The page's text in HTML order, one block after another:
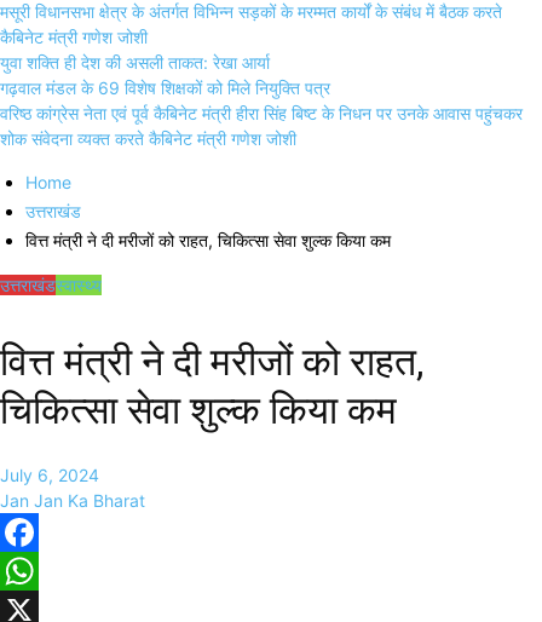
मसूरी विधानसभा क्षेत्र के अंतर्गत विभिन्न सड़कों के मरम्मत कार्यों के संबंध में बैठक करते
कैबिनेट मंत्री गणेश जोशी
युवा शक्ति ही देश की असली ताकत: रेखा आर्या
गढ़वाल मंडल के 69 विशेष शिक्षकों को मिले नियुक्ति पत्र
वरिष्ठ कांग्रेस नेता एवं पूर्व कैबिनेट मंत्री हीरा सिंह बिष्ट के निधन पर उनके आवास पहुंचकर
शोक संवेदना व्यक्त करते कैबिनेट मंत्री गणेश जोशी
Home
उत्तराखंड
वित्त मंत्री ने दी मरीजों को राहत, चिकित्सा सेवा शुल्क किया कम
उत्तराखंडस्वास्थ्य
वित्त मंत्री ने दी मरीजों को राहत,
चिकित्सा सेवा शुल्क किया कम
July 6, 2024
Jan Jan Ka Bharat
Facebook
WhatsApp